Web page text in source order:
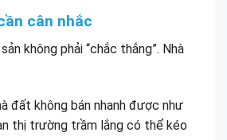
cân nhắc
không phải “chắc thắng”. Nhà
đất không bán nhanh được như
thị trường trầm lắng có thể kéo